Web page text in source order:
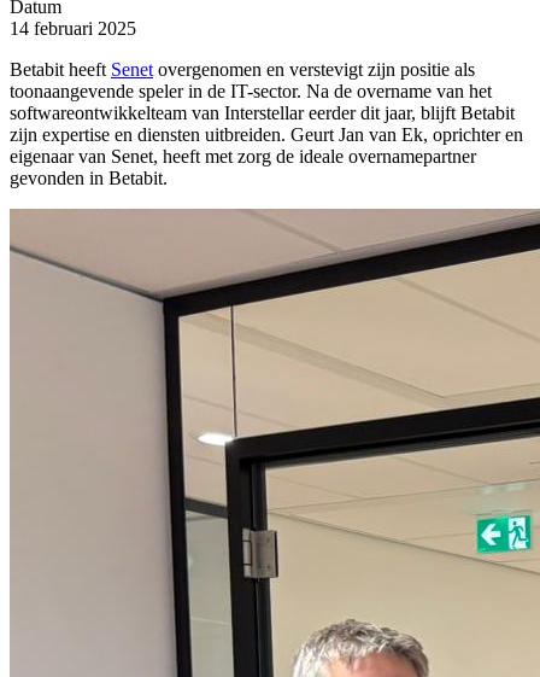
Datum
14 februari 2025
Betabit heeft Senet overgenomen en verstevigt zijn positie als
toonaangevende speler in de IT-sector. Na de overname van het
softwareontwikkelteam van Interstellar eerder dit jaar, blijft Betabit
zijn expertise en diensten uitbreiden. Geurt Jan van Ek, oprichter en
eigenaar van Senet, heeft met zorg de ideale overnamepartner
gevonden in Betabit.